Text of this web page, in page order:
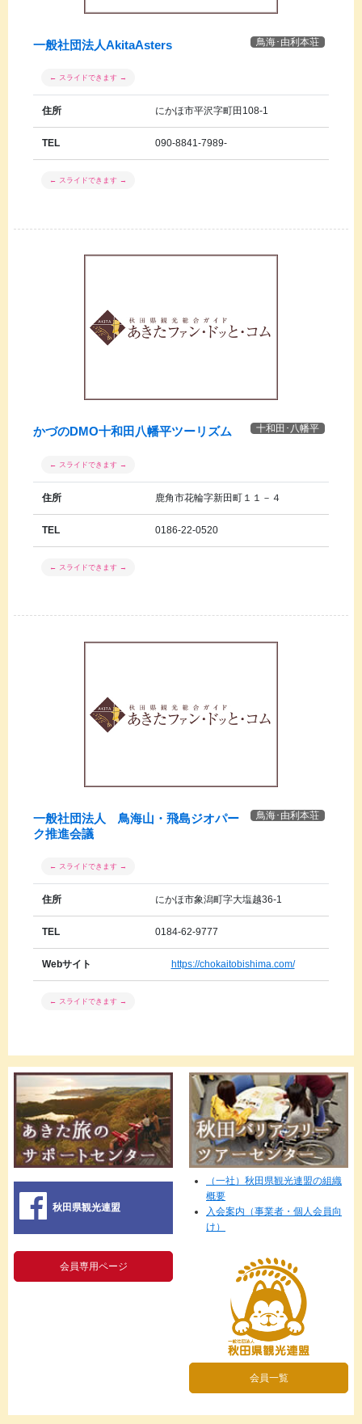
鳥海･由利本荘
一般社団法人AkitaAsters
住所 にかほ市平沢字町田108-1
TEL 090-8841-7989-
十和田･八幡平
かづのDMO十和田八幡平ツーリズム
住所 鹿角市花輪字新田町１１－４
TEL 0186-22-0520
鳥海･由利本荘
一般社団法人 鳥海山・飛島ジオパー
ク推進会議
住所 にかほ市象潟町字大塩越36-1
TEL 0184-62-9777
Webサイト https://chokaitobishima.com/
秋田県観光連盟
（一社）秋田県観光連盟の組織
概要
入会案内（事業者・個人会員向
け）
会員専用ページ
会員一覧